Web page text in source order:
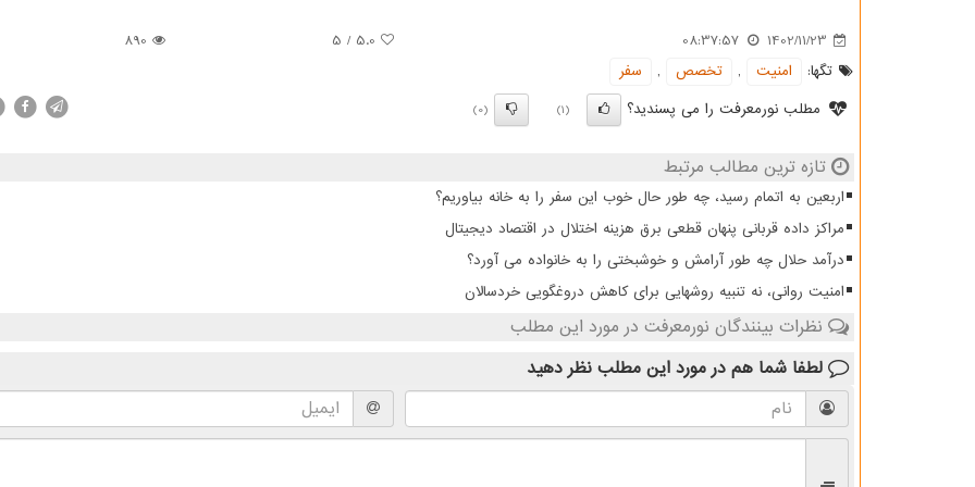
1402/11/23
08:37:57
5.0
/
5
890
تگها:
امنیت , تخصص ,
سفر
مطلب نورمعرفت را می پسندید؟
(1)
(0)
تازه ترین مطالب مرتبط
اربعین به اتمام رسید، چه طور حال خوب این سفر را به خانه بیاوریم؟
مراکز داده قربانی پنهان قطعی برق هزینه اختلال در اقتصاد دیجیتال
درآمد حلال چه طور آرامش و خوشبختی را به خانواده می آورد؟
امنیت روانی، نه تنبیه روشهایی برای کاهش دروغگویی خردسالان
نظرات بینندگان نورمعرفت در مورد این مطلب
لطفا شما هم در مورد این مطلب نظر دهید